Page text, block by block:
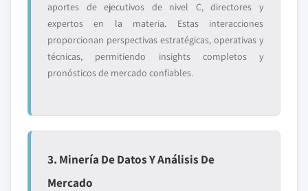
aportes de ejecutivos de nivel C, directores y
expertos en la materia. Estas interacciones
proporcionan perspectivas estratégicas, operativas y
técnicas, permitiendo insights completos y
pronósticos de mercado confiables.
3. Minería De Datos Y Análisis De
Mercado